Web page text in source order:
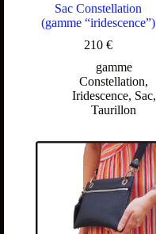
Sac Constellation
(gamme “iridescence”)
210 €
gamme
Constellation,
Iridescence, Sac,
Taurillon